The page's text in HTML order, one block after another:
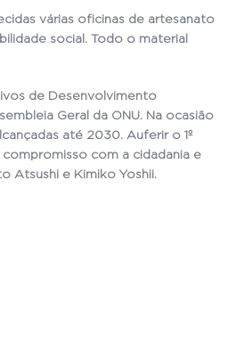
várias oficinas de artesanato
social. Todo o material
de Desenvolvimento
Geral da ONU. Na ocasião
até 2030. Auferir o 1º
compromisso com a cidadania e
Atsushi e Kimiko Yoshii.